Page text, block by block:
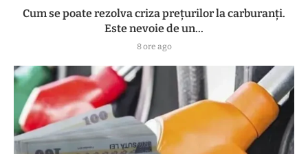
Cum se poate rezolva criza prețurilor la carburanți.
Este nevoie de un...
8 ore ago